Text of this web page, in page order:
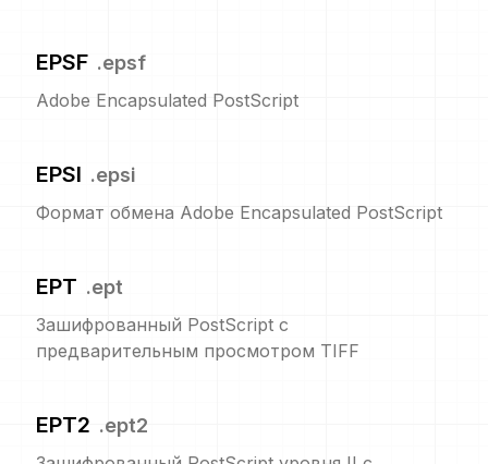
EPSF .epsf
Adobe Encapsulated PostScript
EPSI .epsi
Формат обмена Adobe Encapsulated PostScript
EPT .ept
Зашифрованный PostScript с
предварительным просмотром TIFF
EPT2 .ept2